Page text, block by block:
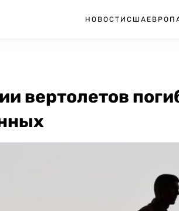
НОВОСТИ США
вертолетов